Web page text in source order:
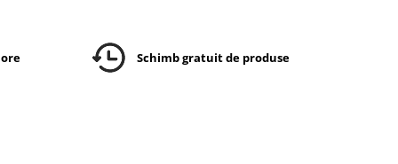
Schimb gratuit de produse